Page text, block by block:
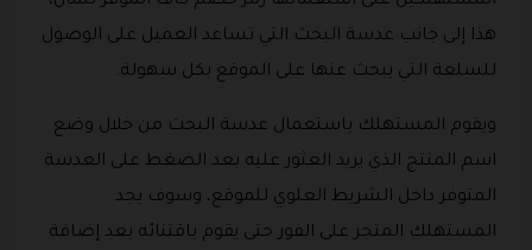
هذا إلى جانب عدسة البحث التي تساعد العميل على الوصول
للسلعة التي يبحث عنها على الموقع بكل سهولة.
ويقوم المستهلك باستعمال عدسة البحث من خلال وضع
اسم المنتج الذي يريد العثور عليه بعد الضغط على العدسة
المتوفر داخل الشريط العلوي للموقع، وسوف يجد
المستهلك المتجر على الفور حتى يقوم باقتنائه بعد إضافة